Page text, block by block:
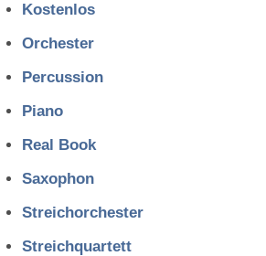
Kostenlos
Orchester
Percussion
Piano
Real Book
Saxophon
Streichorchester
Streichquartett